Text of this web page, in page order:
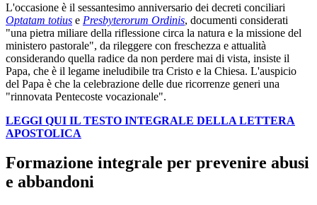
L'occasione è il sessantesimo anniversario dei decreti conciliari
Optatam totius e Presbyterorum Ordinis, documenti considerati
"una pietra miliare della riflessione circa la natura e la missione del
ministero pastorale", da rileggere con freschezza e attualità
considerando quella radice da non perdere mai di vista, insiste il
Papa, che è il legame ineludibile tra Cristo e la Chiesa. L'auspicio
del Papa è che la celebrazione delle due ricorrenze generi una
"rinnovata Pentecoste vocazionale".
LEGGI QUI IL TESTO INTEGRALE DELLA LETTERA
APOSTOLICA
Formazione integrale per prevenire abusi
e abbandoni